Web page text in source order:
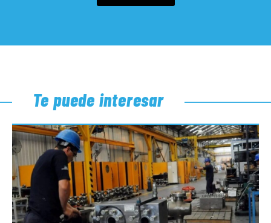
Te puede interesar